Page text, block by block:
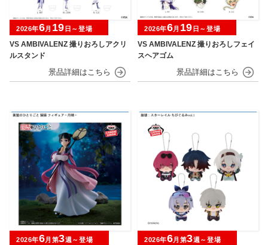
VS AMBIVALENZ 撮りおろしアクリ
ルスタンド
2026年6月 19 日～登場
VS AMBIVALENZ 撮りおろしフェイ
スヘアゴム
2026年6月 19 日～登場
2026年6月第3週～登場 2026年6月第3週～登場